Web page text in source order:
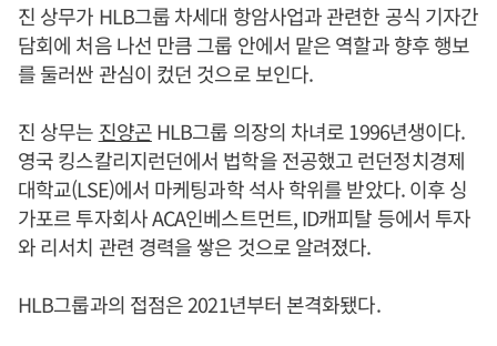
진 상무가 HLB그룹 차세대 항암사업과 관련한 공식 기자간
담회에 처음 나선 만큼 그룹 안에서 맡은 역할과 향후 행보
를 둘러싼 관심이 컸던 것으로 보인다.
진 상무는 진양곤HLB그룹 의장의 차녀로 1996년생이다.
영국 킹스칼리지런던에서 법학을 전공했고 런던정치경제
대학교(LSE)에서 마케팅과학 석사 학위를 받았다. 이후 싱
가포르 투자회사 ACA인베스트먼트, ID캐피탈 등에서 투자
와 리서치 관련 경력을 쌓은 것으로 알려졌다.
HLB그룹과의 접점은 2021년부터 본격화됐다.